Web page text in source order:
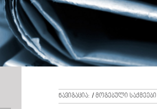
ნავიგაცია: / მოგებული საქმეები